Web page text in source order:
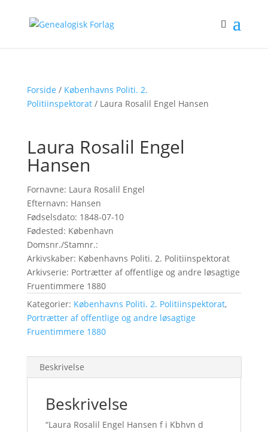
Forside / Københavns Politi. 2.
Politiinspektorat/ Laura Rosalil Engel Hansen
Laura Rosalil Engel
Hansen
Fornavne: Laura Rosalil Engel
Efternavn: Hansen
Fødselsdato: 1848-07-10
Fødested: København
Domsnr./Stamnr.:
Arkivskaber: Københavns Politi. 2. Politiinspektorat
Arkivserie: Portrætter af offentlige og andre løsagtige
Fruentimmere 1880
Kategorier: Københavns Politi. 2. Politiinspektorat,
Portrætter af offentlige og andre løsagtige
Fruentimmere 1880
Beskrivelse
Beskrivelse
“Laura Rosalil Engel Hansen f i Kbhvn d